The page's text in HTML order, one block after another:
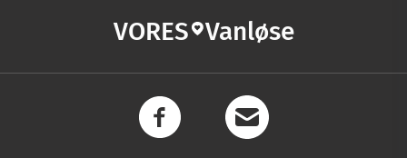
VORES Vanløse